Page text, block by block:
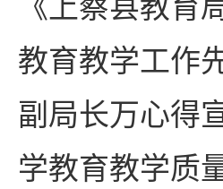
教育教学工作
副局长万心得
学教育教学质